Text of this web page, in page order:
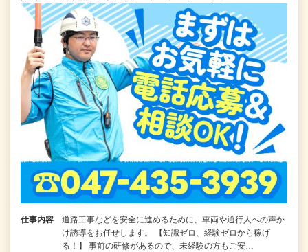
仕事内容
道路工事などを安全に進めるために、車両や通行人への声か
け誘導をお任せします。 【知識ゼロ、経験ゼロから稼げ
る！】 事前の研修があるので、未経験の方もご安…